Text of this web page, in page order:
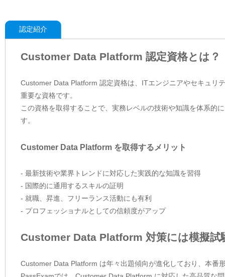
認定紹介
Customer Data Platform 認定資格とは？
Customer Data Platform 認定資格は、ITエンジニアやセキュリ
重要な資格です。
この資格を取得することで、実務レベルの技術や知識を体系的
す。
Customer Data Platform を取得するメリット
- 最新技術や業界トレンドに対応した実践的な知識を習得
- 国際的に通用するスキルの証明
- 就職、昇進、フリーランス活動にも有利
- プロフェッショナルとしての信頼度がアップ
Customer Data Platform 対策には模擬試
Customer Data Platform は年々出題傾向が進化しており、本番